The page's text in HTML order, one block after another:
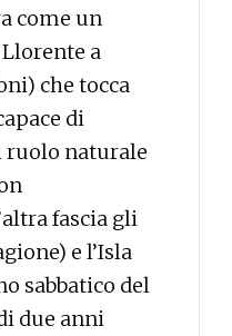
come un
a
che tocca
di
ruolo naturale
fascia gli
e l’Isla
sabbatico del
due anni